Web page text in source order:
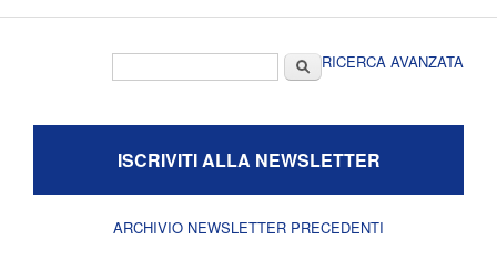
CercaRICERCA AVANZATA
ISCRIVITI ALLA NEWSLETTER
ARCHIVIO NEWSLETTER PRECEDENTI